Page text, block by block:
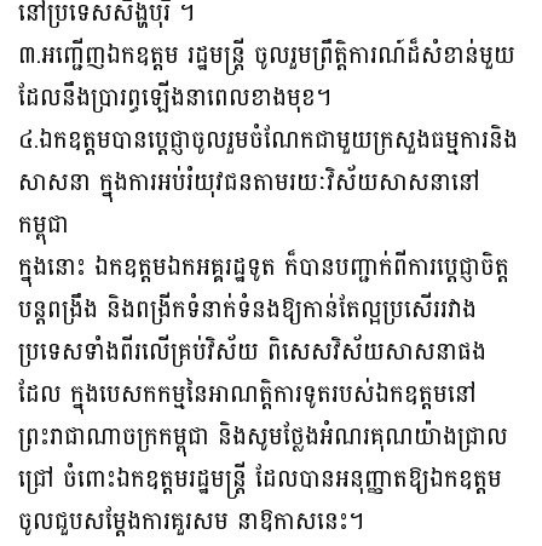
នៅប្រទេសសឹង្ហបុរី ។
៣.អញ្ជើញឯកឧត្តម រដ្ឋមន្រ្តី ចូលរួមព្រឹត្តិការណ៍ដ៏សំខាន់មួយ
ដែលនឹងប្រារព្ធឡើងនាពេលខាងមុខ។
៤.ឯកឧត្តមបានប្តេជ្ញាចូលរួមចំណែកជាមួយក្រសួងធម្មការនិង
សាសនា ក្នុងការអប់រំយុវជនតាមរយៈវិស័យសាសនានៅ
កម្ពុជា
ក្នុងនោះ ឯកឧត្តមឯកអគ្គរដ្ឋទូត ក៏បានបញ្ជាក់ពីការប្តេជ្ញាចិត្ត
បន្តពង្រឹង និងពង្រីកទំនាក់ទំនងឱ្យកាន់តែល្អប្រសើររវាង
ប្រទេសទាំងពីរលើគ្រប់វិស័យ ពិសេសវិស័យសាសនាផង
ដែល ក្នុងបេសកកម្មនៃអាណត្តិការទូតរបស់ឯកឧត្តមនៅ
ព្រះរាជាណាចក្រកម្ពុជា និងសូមថ្លែងអំណរគុណយ៉ាងជ្រាល
ជ្រៅ ចំពោះឯកឧត្តមរដ្ឋមន្ត្រី ដែលបានអនុញ្ញាតឱ្យឯកឧត្តម
ចូលជួបសម្តែងការគួរសម នាឱកាសនេះ។